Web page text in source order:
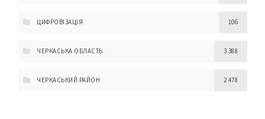
ЦИФРОВІЗАЦІЯ 106
ЧЕРКАСЬКА ОБЛАСТЬ 3 388
ЧЕРКАСЬКИЙ РАЙОН 2 478